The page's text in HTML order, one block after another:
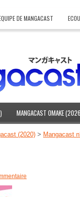
DE MANGACAST
MANGACAST OMAKE
(2020) > Mangacast